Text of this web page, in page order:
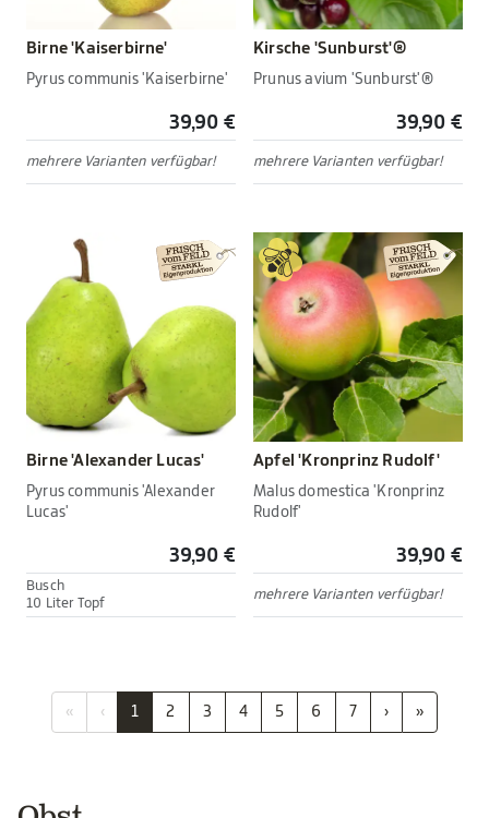
Birne 'Kaiserbirne'
Pyrus communis 'Kaiserbirne'
39,90 €
mehrere Varianten verfügbar!
Kirsche 'Sunburst'®
Prunus avium 'Sunburst'®
39,90 €
mehrere Varianten verfügbar!
Birne 'Alexander Lucas'
Pyrus communis 'Alexander
Lucas'
39,90 €
Busch
10 Liter Topf
Apfel 'Kronprinz Rudolf'
Malus domestica 'Kronprinz
Rudolf'
39,90 €
mehrere Varianten verfügbar!
« ‹ 1 2 3 4 5 6 7 › »